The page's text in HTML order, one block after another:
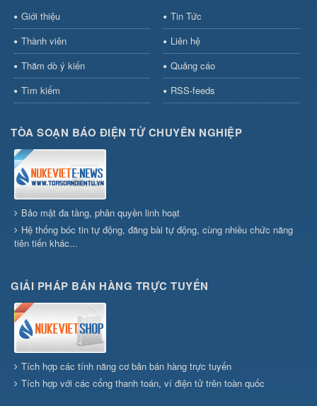
Giới thiệu
Tin Tức
Thành viên
Liên hệ
Thăm dò ý kiến
Quảng cáo
Tìm kiếm
RSS-feeds
TÒA SOẠN BÁO ĐIỆN TỬ CHUYÊN NGHIỆP
Bảo mật đa tầng, phân quyền linh hoạt
Hệ thống bóc tin tự động, đăng bài tự động, cùng nhiều chức năng
tiên tiến khác...
GIẢI PHÁP BÁN HÀNG TRỰC TUYẾN
Tích hợp các tính năng cơ bản bán hàng trực tuyến
Tích hợp với các cổng thanh toán, ví điện tử trên toàn quốc